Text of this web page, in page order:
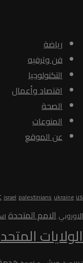
رياضة
فن وترفيه
التكنولوجيا
اقتصاد وأعمال
الصحة
المنوعات
عن الموقع
israel palestinians ukraine us
الاوروبي الامم المتحدة
الولايات